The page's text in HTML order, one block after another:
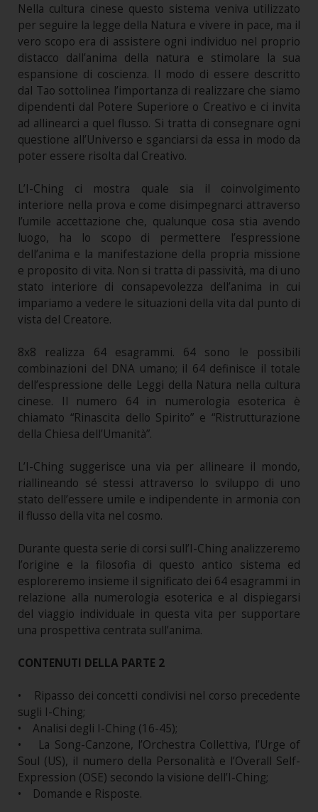
Nella cultura cinese questo sistema veniva utilizzato
per seguire la legge della Natura e vivere in pace, ma il
vero scopo era di assistere ogni individuo nel proprio
distacco dall’anima della natura e stimolare la sua
espansione di coscienza. Il modo di essere descritto
dal Tao sottolinea l’importanza di realizzare che siamo
dipendenti dal Potere Superiore o Creativo e ci invita
ad allinearci a quel flusso. Si tratta di consegnare ogni
questione all’Universo e sganciarsi da essa in modo da
poter essere risolta dal Creativo.
L’I-Ching ci mostra quale sia il coinvolgimento
interiore nella prova e come disimpegnarci attraverso
l’umile accettazione che, qualunque cosa stia avendo
luogo, ha lo scopo di permettere l’espressione
dell’anima e la manifestazione della propria missione
e proposito di vita. Non si tratta di passività, ma di uno
stato interiore di consapevolezza dell’anima in cui
impariamo a vedere le situazioni della vita dal punto di
vista del Creatore.
8x8 realizza 64 esagrammi. 64 sono le possibili
combinazioni del DNA umano; il 64 definisce il totale
dell’espressione delle Leggi della Natura nella cultura
cinese. Il numero 64 in numerologia esoterica è
chiamato “Rinascita dello Spirito” e “Ristrutturazione
della Chiesa dell’Umanità”.
L’I-Ching suggerisce una via per allineare il mondo,
riallineando sé stessi attraverso lo sviluppo di uno
stato dell’essere umile e indipendente in armonia con
il flusso della vita nel cosmo.
Durante questa serie di corsi sull’I-Ching analizzeremo
l’origine e la filosofia di questo antico sistema ed
esploreremo insieme il significato dei 64 esagrammi in
relazione alla numerologia esoterica e al dispiegarsi
del viaggio individuale in questa vita per supportare
una prospettiva centrata sull’anima.
CONTENUTI DELLA PARTE 2
• Ripasso dei concetti condivisi nel corso precedente
sugli I-Ching;
• Analisi degli I-Ching (16-45);
• La Song-Canzone, l’Orchestra Collettiva, l’Urge of
Soul (US), il numero della Personalità e l’Overall Self-
Expression (OSE) secondo la visione dell’I-Ching;
• Domande e Risposte.